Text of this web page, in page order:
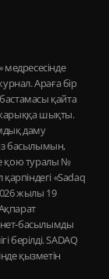
Араға бір
қайта
жарыққа шықты.
даму
басылымын,
қою туралы №
«Sadaq
жылы 19
басылымды
берілді. SADAQ
қызметін